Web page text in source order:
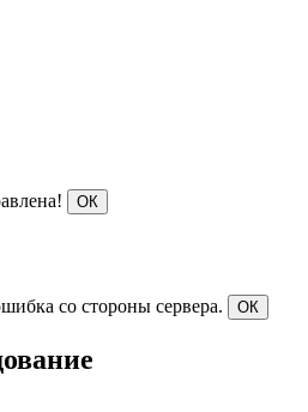
ОК
со стороны сервера. ОК